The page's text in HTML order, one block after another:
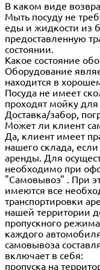
В каком виде
Мыть посуду не
еды и жидкости из
предоставленную
состоянии.
Какое состояние
Оборудование
находится в
Посуда не имеет
проходят мойку
Доставка/забор,
Может ли клиент
Да, клиент имеет
нашего склада,
аренды. Для
необходимо при
"Самовывоз" . При
имеются все
транспортировки
нашей территории
пропускного
каждого
самовывоза
включает в себя:
пропуска на